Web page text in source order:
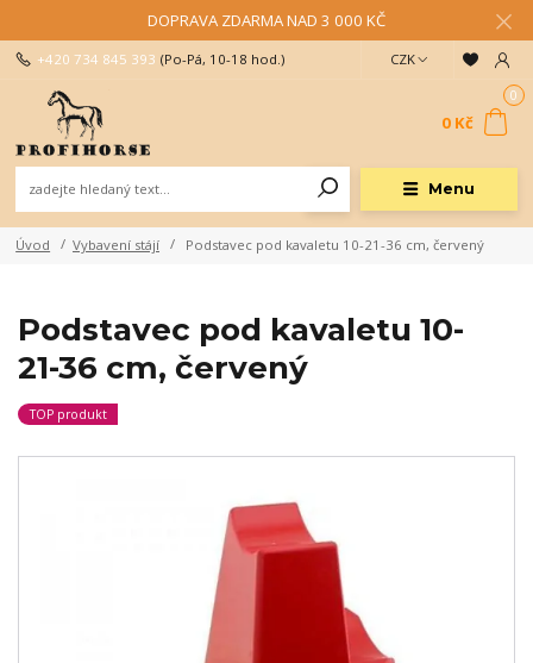
DOPRAVA ZDARMA NAD 3 000 KČ
Menu
CZK
+420 734 845 393 (Po-Pá, 10-18 hod.)
0
0 Kč
Úvod Vybavení stájí Podstavec pod kavaletu 10-21-36 cm, červený
Podstavec pod kavaletu 10-
21-36 cm, červený
TOP produkt